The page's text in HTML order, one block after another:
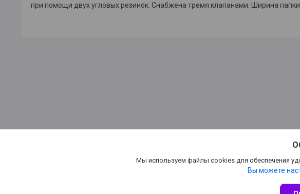
при помощи двух угловых резинок. Снабжена тремя клапанами. Ширина
Мы используем файлы cookies для обеспечения
Вы можете